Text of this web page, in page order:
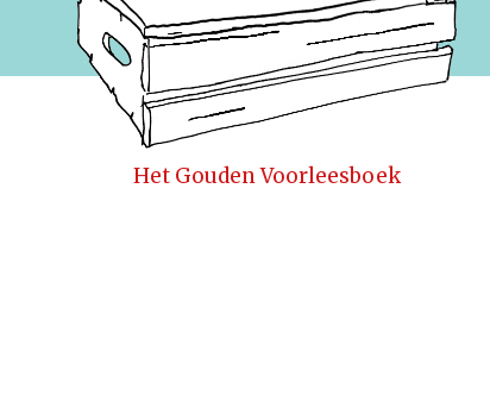
Het Gouden Voorleesboek